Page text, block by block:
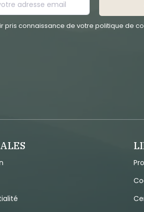
connaissance de votre politique de